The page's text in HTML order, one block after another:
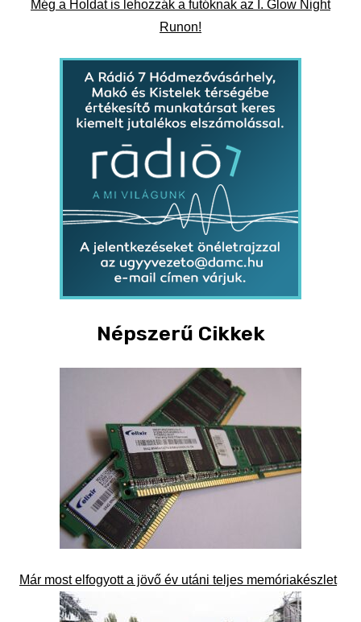
Még a Holdat is lehozzák a futóknak az I. Glow Night
Runon!
Népszerű Cikkek
Már most elfogyott a jövő év utáni teljes memóriakészlet